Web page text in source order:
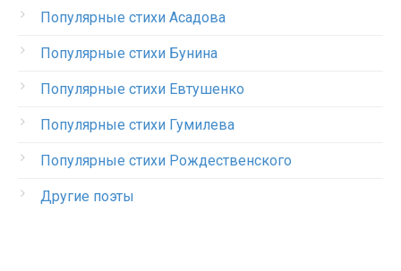
Популярные стихи Асадова
Популярные стихи Бунина
Популярные стихи Евтушенко
Популярные стихи Гумилева
Популярные стихи Рождественского
Другие поэты